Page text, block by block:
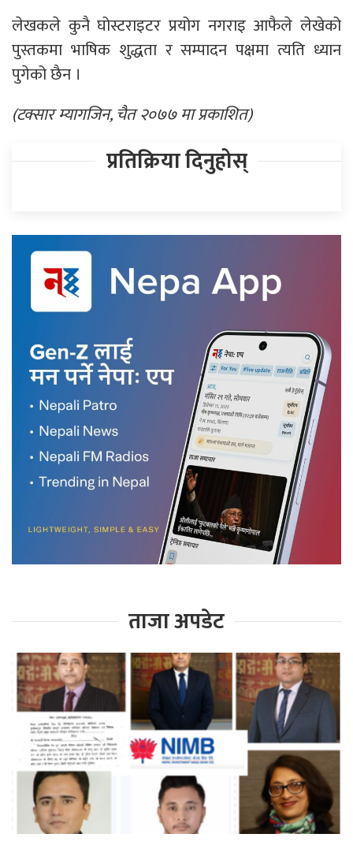
लेखकले कुनै घोस्टराइटर प्रयोग नगराइ आफैले लेखेको
पुस्तकमा भाषिक शुद्धता र सम्पादन पक्षमा त्यति ध्यान
पुगेको छैन ।
(टक्सार म्यागजिन, चैत २०७७ मा प्रकाशित)
प्रतिक्रिया दिनुहोस्
ताजा अपडेट